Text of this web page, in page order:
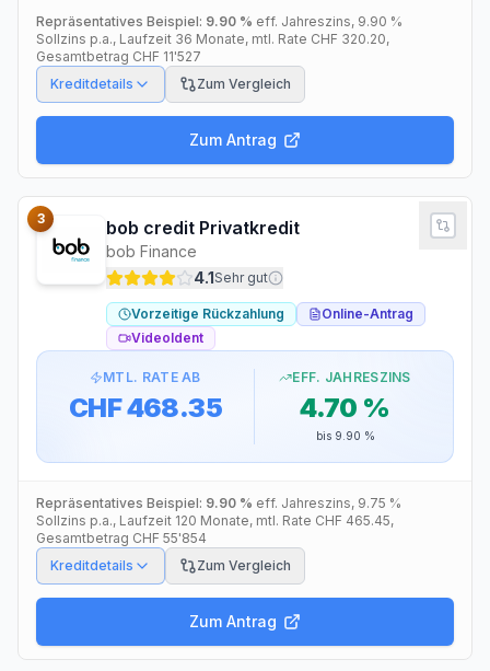
Repräsentatives Beispiel: 9.90 % eff. Jahreszins, 9.90 %
Sollzins p.a., Laufzeit 36 Monate, mtl. Rate CHF 320.20,
Gesamtbetrag CHF 11'527
Kreditdetails
Zum Vergleich
Zum Antrag
bob credit Privatkredit
bob Finance
4.1Sehr gut
Vorzeitige Rückzahlung
Online-Antrag
VideoIdent
MTL. RATE AB
CHF 468.35
EFF. JAHRESZINS
4.70 %
bis 9.90 %
3
Repräsentatives Beispiel: 9.90 % eff. Jahreszins, 9.75 %
Sollzins p.a., Laufzeit 120 Monate, mtl. Rate CHF 465.45,
Gesamtbetrag CHF 55'854
Kreditdetails
Zum Vergleich
Zum Antrag